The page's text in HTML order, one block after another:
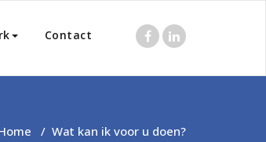
Contact
/ Wat kan ik voor u doen?